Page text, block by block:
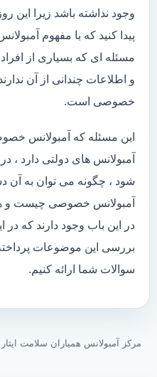
وجود نداشته باشد زیرا این
پیدا کنید که با مفهوم
مسئله ای که بسیاری از
و اطلاعات چندانی از آن
خصوصی است.
این مسئله که آمبولانس
آمبولانس های دولتی دارد ،
شود ، چگونه می توان به
آمبولانس خصوصی چیست و
در این باب وجود دارند که
بررسی این موضوعات
سوالات شما ارائه کنیم.
مرکز آمبولانس همیاران سلامت ایثار